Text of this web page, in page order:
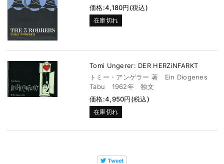
価格:4,180円(税込)
在庫切れ
Tomi Ungerer: DER HERZiNFARKT
トミー・アンゲラー 著 Ein Diogenes
Tabu 1962年 独文
価格:4,950円(税込)
在庫切れ